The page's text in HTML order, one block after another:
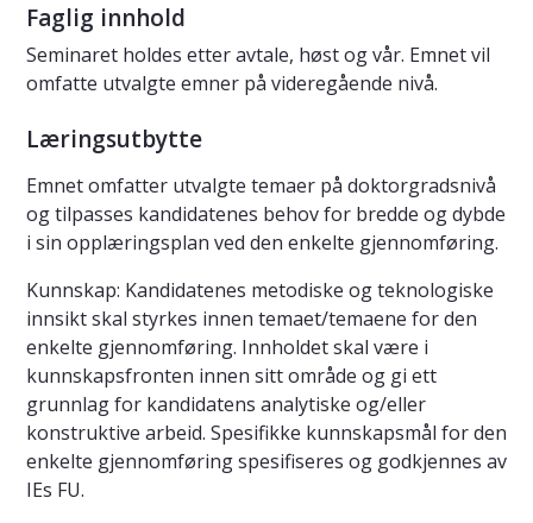
Faglig innhold
Seminaret holdes etter avtale, høst og vår. Emnet vil
omfatte utvalgte emner på videregående nivå.
Læringsutbytte
Emnet omfatter utvalgte temaer på doktorgradsnivå
og tilpasses kandidatenes behov for bredde og dybde
i sin opplæringsplan ved den enkelte gjennomføring.
Kunnskap: Kandidatenes metodiske og teknologiske
innsikt skal styrkes innen temaet/temaene for den
enkelte gjennomføring. Innholdet skal være i
kunnskapsfronten innen sitt område og gi ett
grunnlag for kandidatens analytiske og/eller
konstruktive arbeid. Spesifikke kunnskapsmål for den
enkelte gjennomføring spesifiseres og godkjennes av
IEs FU.